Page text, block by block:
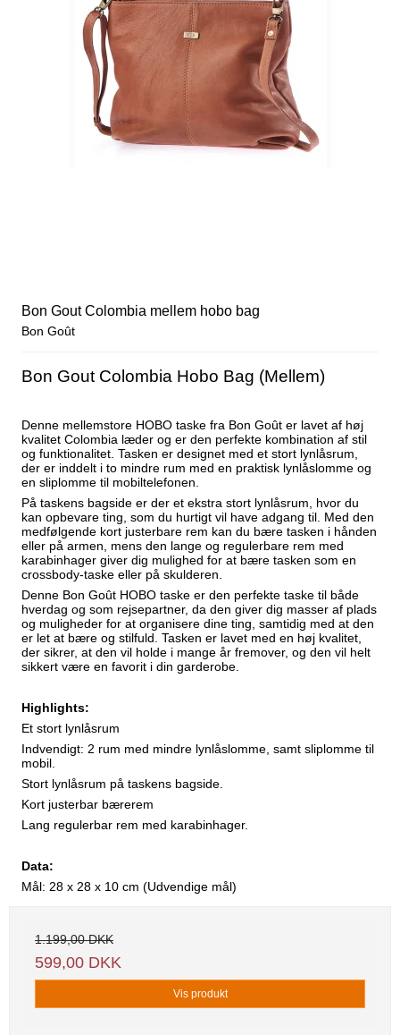
Bon Gout Colombia mellem hobo bag
Bon Goût
Bon Gout Colombia Hobo Bag (Mellem)
Denne mellemstore HOBO taske fra Bon Goût er lavet af høj
kvalitet Colombia læder og er den perfekte kombination af stil
og funktionalitet. Tasken er designet med et stort lynlåsrum,
der er inddelt i to mindre rum med en praktisk lynlåslomme og
en sliplomme til mobiltelefonen.
På taskens bagside er der et ekstra stort lynlåsrum, hvor du
kan opbevare ting, som du hurtigt vil have adgang til. Med den
medfølgende kort justerbare rem kan du bære tasken i hånden
eller på armen, mens den lange og regulerbare rem med
karabinhager giver dig mulighed for at bære tasken som en
crossbody-taske eller på skulderen.
Denne Bon Goût HOBO taske er den perfekte taske til både
hverdag og som rejsepartner, da den giver dig masser af plads
og muligheder for at organisere dine ting, samtidig med at den
er let at bære og stilfuld. Tasken er lavet med en høj kvalitet,
der sikrer, at den vil holde i mange år fremover, og den vil helt
sikkert være en favorit i din garderobe.
Highlights:
Et stort lynlåsrum
Indvendigt: 2 rum med mindre lynlåslomme, samt sliplomme til
mobil.
Stort lynlåsrum på taskens bagside.
Kort justerbar bærerem
Lang regulerbar rem med karabinhager.
Data:
Mål: 28 x 28 x 10 cm (Udvendige mål)
1.199,00 DKK
599,00 DKK
Vis produkt
Vi sender 1–2 mails om måneden. Afmeld med ét klik.
Fornavn